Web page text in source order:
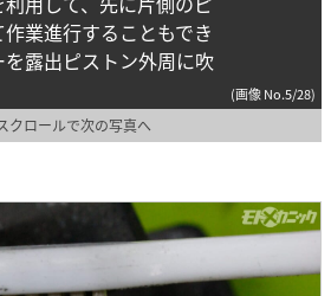
業進行することもでき
露出ピストン外周に吹
(画像 No.5/28)
クロールで次の写真へ